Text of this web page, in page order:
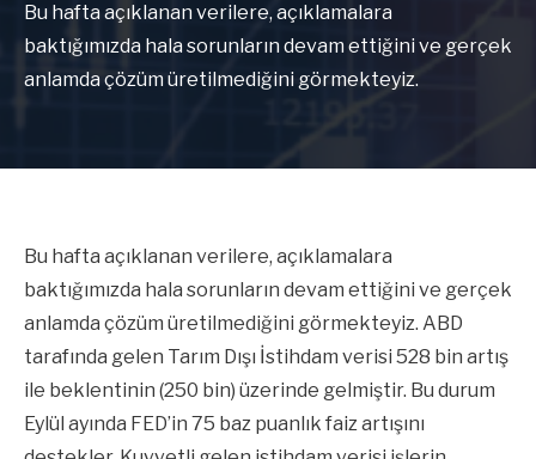
Bu hafta açıklanan verilere, açıklamalara
baktığımızda hala sorunların devam ettiğini ve gerçek
anlamda çözüm üretilmediğini görmekteyiz.
Bu hafta açıklanan verilere, açıklamalara
baktığımızda hala sorunların devam ettiğini ve gerçek
anlamda çözüm üretilmediğini görmekteyiz. ABD
tarafında gelen Tarım Dışı İstihdam verisi 528 bin artış
ile beklentinin (250 bin) üzerinde gelmiştir. Bu durum
Eylül ayında FED’in 75 baz puanlık faiz artışını